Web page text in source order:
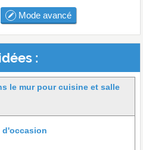
Mode avancé
:
le mur pour cuisine et salle
d'occasion